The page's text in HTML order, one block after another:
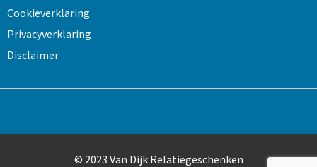
Cookieverklaring
Privacyverklaring
Disclaimer
© 2023 Van Dijk Relatiegeschenken